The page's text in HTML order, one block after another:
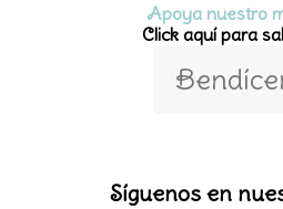
Apoya nuestro
Click aquí para
Síguenos en